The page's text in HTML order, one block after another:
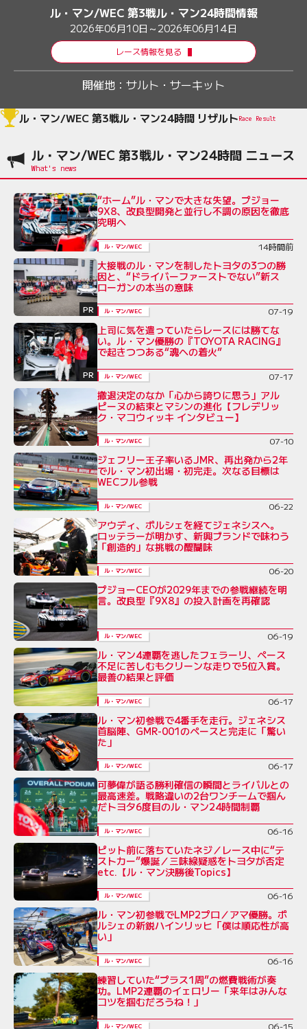
ル・マン/WEC 第3戦ル・マン24時間情報
2026年06月10日～2026年06月14日
レース情報を見る
開催地： サルト・サーキット
ル・マン/WEC 第3戦ル・マン24時間 リザルトRace Result
ル・マン/WEC 第3戦ル・マン24時間 ニュース
“ホーム”ル・マンで大きな失望。プジョー
9X8、改良型開発と並行し不調の原因を徹底
究明へ
ル・マン/WEC 14時間前
PR
大接戦のル・マンを制したトヨタの3つの勝
因と、“ドライバーファーストでない”新ス
ローガンの本当の意味
ル・マン/WEC 07-19
PR
上司に気を遣っていたらレースには勝てな
い。ル・マン優勝の『TOYOTA RACING』
で起きつつある“魂への着火”
ル・マン/WEC 07-17
撤退決定のなか「心から誇りに思う」アル
ピーヌの結束とマシンの進化【フレデリッ
ク・マコウィッキ インタビュー】
ル・マン/WEC 07-10
ジェフリー王子率いるJMR、再出発から2年
でル・マン初出場・初完走。次なる目標は
WECフル参戦
ル・マン/WEC 06-22
アウディ、ポルシェを経てジェネシスへ。
ロッテラーが明かす、新興ブランドで味わう
「創造的」な挑戦の醍醐味
ル・マン/WEC 06-20
プジョーCEOが2029年までの参戦継続を明
言。改良型『9X8』の投入計画を再確認
ル・マン/WEC 06-19
ル・マン4連覇を逃したフェラーリ、ペース
不足に苦しむもクリーンな走りで5位入賞。
最善の結果と評価
ル・マン/WEC 06-17
ル・マン初参戦で4番手を走行。ジェネシス
首脳陣、GMR-001のペースと完走に「驚い
た」
ル・マン/WEC 06-17
可夢偉が語る勝利確信の瞬間とライバルとの
最高速差。戦略違いの2台ワンチームで掴ん
だトヨタ6度目のル・マン24時間制覇
ル・マン/WEC 06-16
ピット前に落ちていたネジ／レース中に“テ
ストカー”爆誕／三味線疑惑をトヨタが否定
etc.【ル・マン決勝後Topics】
ル・マン/WEC 06-16
ル・マン初参戦でLMP2プロ／アマ優勝。ポ
ルシェの新鋭ハインリッヒ「僕は順応性が高
い」
ル・マン/WEC 06-16
練習していた“プラス1周”の燃費戦術が奏
功。LMP2連覇のイェロリー「来年はみんな
コツを掴むだろうね！」
ル・マン/WEC 06-15